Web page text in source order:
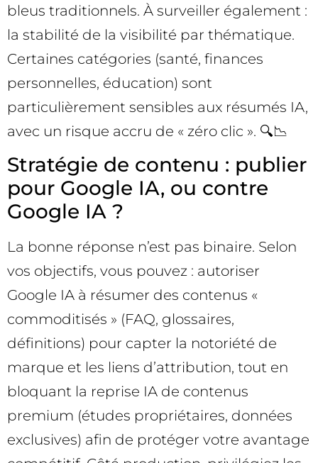
bleus traditionnels. À surveiller également :
la stabilité de la visibilité par thématique.
Certaines catégories (santé, finances
personnelles, éducation) sont
particulièrement sensibles aux résumés IA,
avec un risque accru de « zéro clic ». 🔍📉
Stratégie de contenu : publier
pour Google IA, ou contre
Google IA ?
La bonne réponse n’est pas binaire. Selon
vos objectifs, vous pouvez : autoriser
Google IA à résumer des contenus «
commoditisés » (FAQ, glossaires,
définitions) pour capter la notoriété de
marque et les liens d’attribution, tout en
bloquant la reprise IA de contenus
premium (études propriétaires, données
exclusives) afin de protéger votre avantage